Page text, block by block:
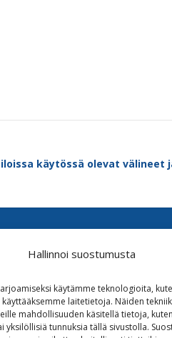
Hallinnoi suostumusta
käytämme teknologioita,
laitetietoja. Näiden
mahdollisuuden käsitellä tietoja, kuten
yksilöllisiä tunnuksia tällä sivustolla.
käytössä olevat välineet